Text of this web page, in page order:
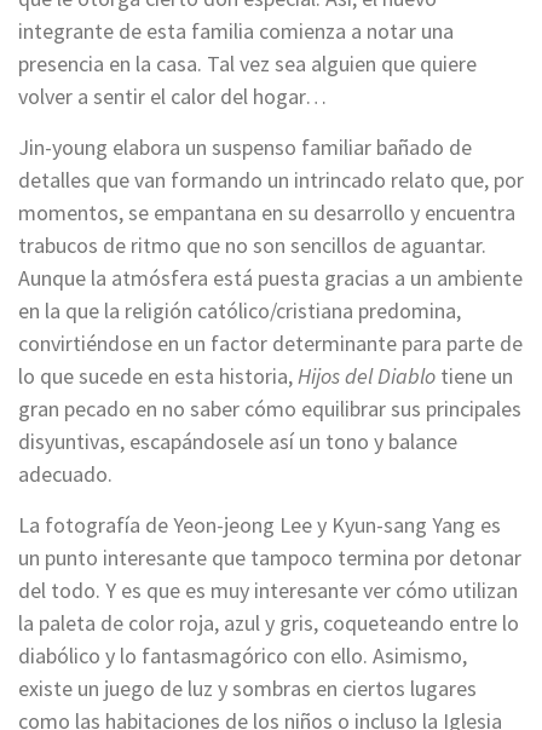
integrante de esta familia comienza a notar una
presencia en la casa. Tal vez sea alguien que quiere
volver a sentir el calor del hogar…
Jin-young elabora un suspenso familiar bañado de
detalles que van formando un intrincado relato que, por
momentos, se empantana en su desarrollo y encuentra
trabucos de ritmo que no son sencillos de aguantar.
Aunque la atmósfera está puesta gracias a un ambiente
en la que la religión católico/cristiana predomina,
convirtiéndose en un factor determinante para parte de
lo que sucede en esta historia,Hijos del Diablo tiene un
gran pecado en no saber cómo equilibrar sus principales
disyuntivas, escapándosele así un tono y balance
adecuado.
La fotografía de Yeon-jeong Lee y Kyun-sang Yang es
un punto interesante que tampoco termina por detonar
del todo. Y es que es muy interesante ver cómo utilizan
la paleta de color roja, azul y gris, coqueteando entre lo
diabólico y lo fantasmagórico con ello. Asimismo,
existe un juego de luz y sombras en ciertos lugares
como las habitaciones de los niños o incluso la Iglesia